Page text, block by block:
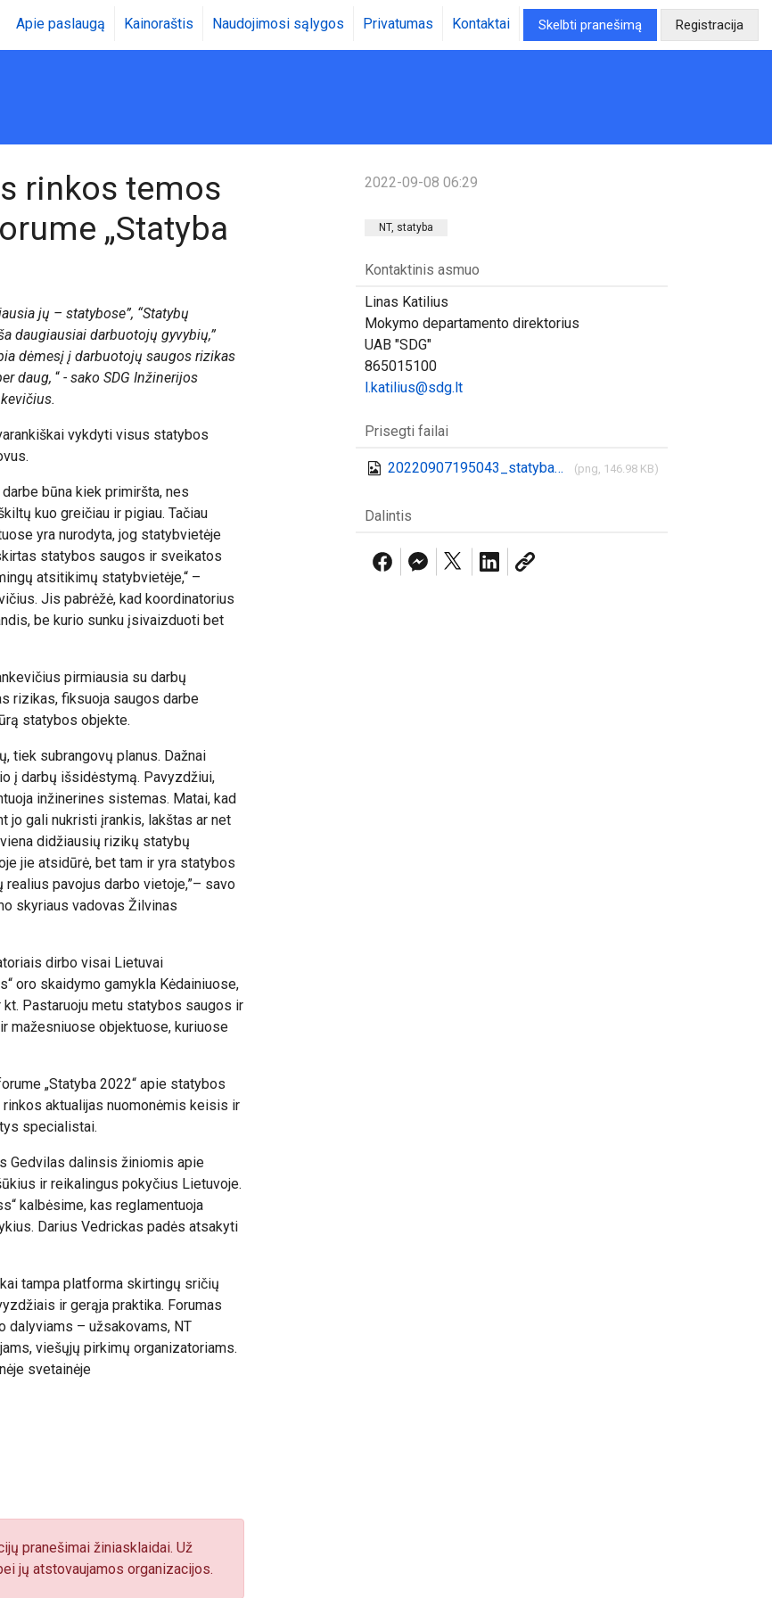
Apie paslaugą Kainoraštis Naudojimosi sąlygos Privatumas Kontaktai Skelbti pranešimą Registracija
rinkos temos
„Statyba
jų – statybose”, “Statybų
daugiausiai darbuotojų gyvybių,”
dėmesį į darbuotojų saugos rizikas
daug, “ - sako SDG Inžinerijos
vykdyti visus statybos
būna kiek primiršta, nes
kuo greičiau ir pigiau. Tačiau
yra nurodyta, jog statybvietėje
statybos saugos ir sveikatos
atsitikimų statybvietėje,“ –
Jis pabrėžė, kad koordinatorius
be kurio sunku įsivaizduoti bet
pirmiausia su darbų
rizikas, fiksuoja saugos darbe
statybos objekte.
tiek subrangovų planus. Dažnai
į darbų išsidėstymą. Pavyzdžiui,
inžinerines sistemas. Matai, kad
jo gali nukristi įrankis, lakštas ar net
didžiausių rizikų statybų
jie atsidūrė, bet tam ir yra statybos
pavojus darbo vietoje,”– savo
skyriaus vadovas Žilvinas
dirbo visai Lietuvai
oro skaidymo gamykla Kėdainiuose,
Pastaruoju metu statybos saugos ir
mažesniuose objektuose, kuriuose
„Statyba 2022“ apie statybos
aktualijas nuomonėmis keisis ir
specialistai.
Gedvilas dalinsis žiniomis apie
ir reikalingus pokyčius Lietuvoje.
kalbėsime, kas reglamentuoja
Darius Vedrickas padės atsakyti
tampa platforma skirtingų sričių
ir gerąja praktika. Forumas
dalyviams – užsakovams, NT
viešųjų pirkimų organizatoriams.
svetainėje
pranešimai žiniasklaidai. Už
jų atstovaujamos organizacijos.
2022-09-08 06:29
NT, statyba
Kontaktinis asmuo
Linas Katilius
Mokymo departamento direktorius
UAB "SDG"
865015100
l.katilius@sdg.lt
Prisegti failai
20220907195043_statyba2022.png (png, 146.98 KB)
Dalintis